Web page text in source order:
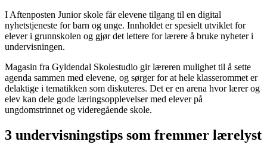
I Aftenposten Junior skole får elevene tilgang til en digital
nyhetstjeneste for barn og unge. Innholdet er spesielt utviklet for
elever i grunnskolen og gjør det lettere for lærere å bruke nyheter i
undervisningen.
Magasin fra Gyldendal Skolestudio gir læreren mulighet til å sette
agenda sammen med elevene, og sørger for at hele klasserommet er
delaktige i tematikken som diskuteres. Det er en arena hvor lærer og
elev kan dele gode læringsopplevelser med elever på
ungdomstrinnet og videregående skole.
3 undervisningstips som fremmer lærelyst